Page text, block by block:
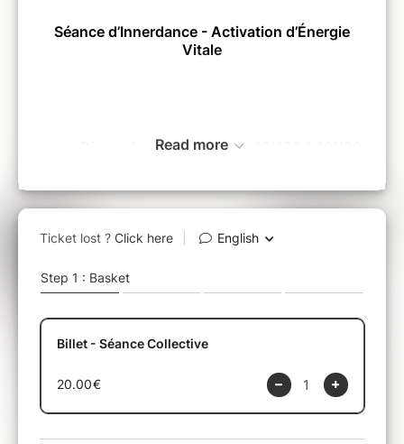
Séance d’Innerdance - Activation d’Énergie
Vitale
Dimanche 6 Septembre - 10H30 à 12H30
À Montauban (82)
Je vous accueille tel·le que vous êtes, avec ma
joie de vivre, mon sourire et mon authenticité.
Cette séance est un moment pour vous, pour
déposer, ressentir et vous laisser traverser par
C'est une matinée pour ralentir, poser ce qui
pèse et renouer avec votre énergie vitale.
Read more